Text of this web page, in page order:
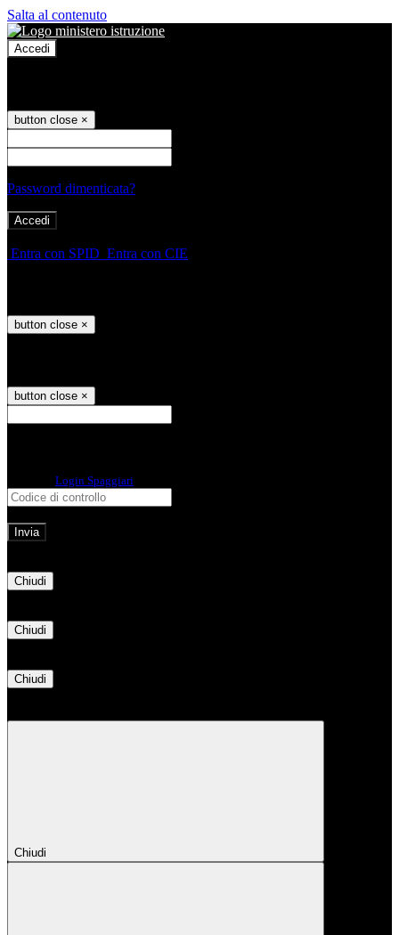
Salta al contenuto
Accedi
button close ×
Password dimenticata?
Entra con SPID Entra con CIE
button close ×
button close ×
Login Spaggiari
Chiudi
Chiudi
Chiudi
Chiudi